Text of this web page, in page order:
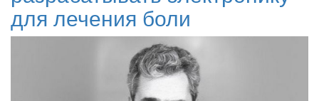
для лечения боли